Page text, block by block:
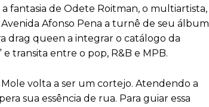
fantasia de Odete Roitman, o multiartista,
Afonso Pena a turnê de seu álbum
drag queen a integrar o catálogo da
transita entre o pop, R&B e MPB.
volta a ser um cortejo. Atendendo a
sua essência de rua. Para guiar essa